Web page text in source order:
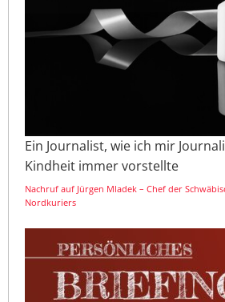
Ein Journalist, wie ich mir
Kindheit immer vorstellte
Nachruf auf Jürgen Mladek – Chef der
Nordkuriers